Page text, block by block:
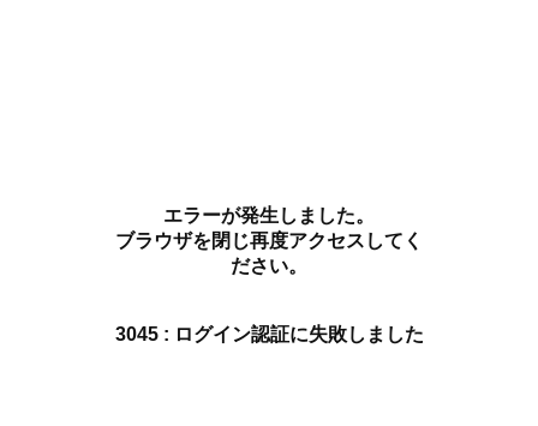
エラーが発生しました。
ブラウザを閉じ再度アクセスしてく
ださい。
3045 : ログイン認証に失敗しました